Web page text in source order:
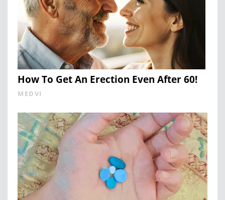
How To Get An Erection Even After 60!
MEDVI